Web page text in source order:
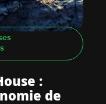
:
de